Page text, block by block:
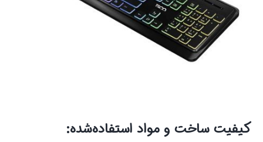
کیفیت ساخت و مواد استفاده‌شده: